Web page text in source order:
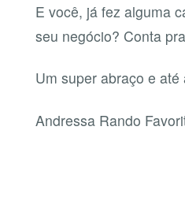
E você, já fez alguma
seu negócio? Conta
Um super abraço e até
Andressa Rando